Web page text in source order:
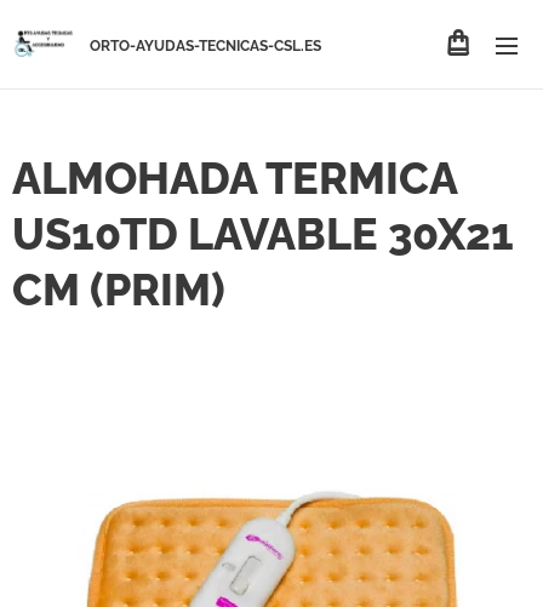
ORTO-AYUDAS-TECNICAS-CSL.ES
ALMOHADA TERMICA
US10TD LAVABLE 30X21
CM (PRIM)